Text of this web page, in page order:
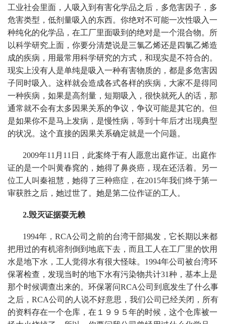
工业社会里面，人吸入到有害化学品之后，多危害因子，多
危害类型，低剂量吸入的东西。你绝对不可能一次性吸入一
种纯化的化学品，在工厂里面吸到的绝对是一个混合物。所
以科学研究上面，你要分清楚说是三氯乙烯还是四氯乙烯造
成的疾病，用最常用科学研究的方式，和现实是不符合的。
现实上没有人是单纯是吸入一种有害物质的，都是多危害因
子同时吸入。这样就会造成各式各样的疾病，大家不是得同
一种疾病，如果是高剂量，短期吸入，很快就死人的话，那
通常就不会有太多因果关系的争议，争议可能是其它的。但
是如果你不是马上发病，是慢性病，等到十年后才出现典型
的状况。这个直接的因果关系确定就是一个问题。
2009年11月11日，此案终于有人愿意出庭作证。出庭作
证的是一个叫黄春窕的，她得了鼻炎癌，现在还活着。另一
位工人叫秦祖慧，她得了三种癌症，在2015年我们终于第一
审获胜之后，她过世了。她是第二位作证的工人。
2.毁灭证据耍无赖
1994年，RCA公司之前的台湾干部揭发，它长期以来都
把用过的有机溶剂倒到地底下去，而且工人在工厂里的饮用
水是地下水，工人觉得水有很大怪味。1994年公司被台湾环
保署检查，发现当时的地下水有污染物共计31种，基本上是
那个时候调查出来的。环保署问RCA公司到底发生了什么事
之后，RCA公司的人说不好意思，我们公司已经关闭，所有
的资料存在一个仓库，在１９９５年的时候，这个仓库被一